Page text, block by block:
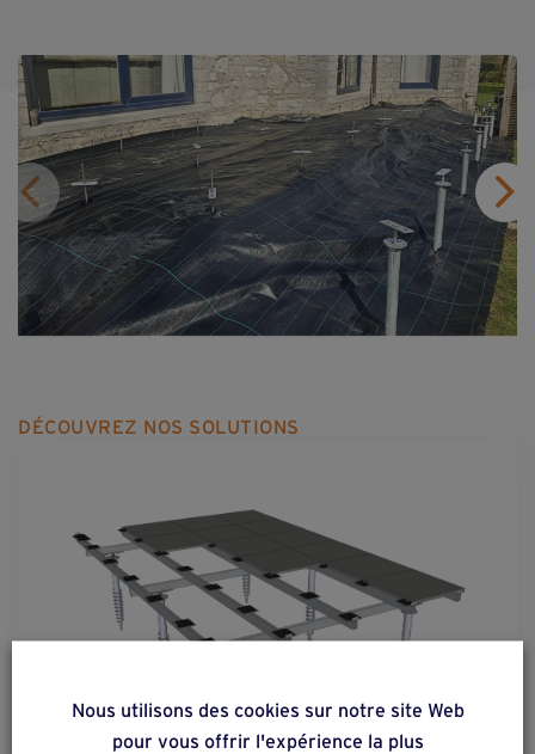
DÉCOUVREZ NOS SOLUTIONS
Nous utilisons des cookies sur notre site Web
pour vous offrir l'expérience la plus